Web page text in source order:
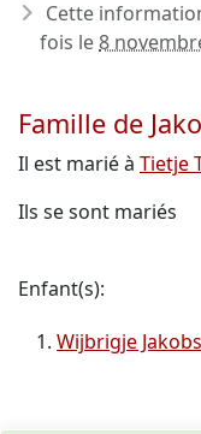
Cette
fois le8
Famille de
Il est marié à Tietje
Ils se sont mariés
Enfant(s):
Wijbrigje